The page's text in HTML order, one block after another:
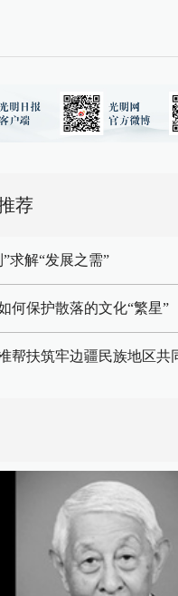
荐
求解“发展之需”
何保护散落的文化“繁星”
帮扶筑牢边疆民族地区共